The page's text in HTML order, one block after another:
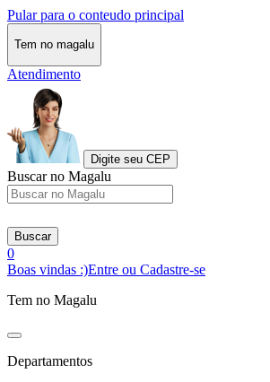
Pular para o conteudo principal
Tem no magalu
Atendimento
Digite seu CEP
Buscar no Magalu
Buscar
0
Boas vindas :)Entre ou Cadastre-se
Tem no Magalu
Departamentos